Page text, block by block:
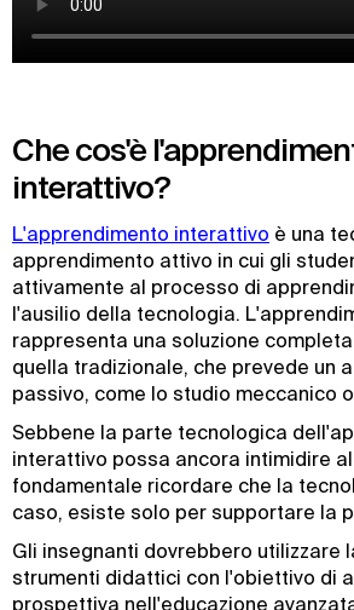
Che cos'è
interattivo?
L'apprendimento interattivo è una
apprendimento attivo in cui gli
attivamente al processo di
l'ausilio della tecnologia.
rappresenta una soluzione
quella tradizionale, che prevede un
passivo, come lo studio meccanico
Sebbene la parte tecnologica
interattivo possa ancora intimidire
fondamentale ricordare che la
caso, esiste solo per supportare la
Gli insegnanti dovrebbero utilizzare
strumenti didattici con l'obiettivo di
prospettiva nell'educazione